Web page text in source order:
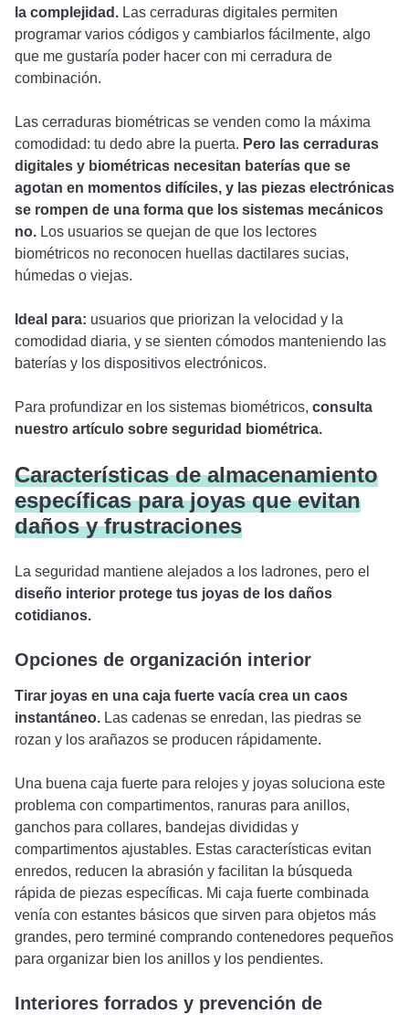
la complejidad. Las cerraduras digitales permiten
programar varios códigos y cambiarlos fácilmente, algo
que me gustaría poder hacer con mi cerradura de
combinación.
Las cerraduras biométricas se venden como la máxima
comodidad: tu dedo abre la puerta. Pero las cerraduras
digitales y biométricas necesitan baterías que se
agotan en momentos difíciles, y las piezas electrónicas
se rompen de una forma que los sistemas mecánicos
no. Los usuarios se quejan de que los lectores
biométricos no reconocen huellas dactilares sucias,
húmedas o viejas.
Ideal para: usuarios que priorizan la velocidad y la
comodidad diaria, y se sienten cómodos manteniendo las
baterías y los dispositivos electrónicos.
Para profundizar en los sistemas biométricos, consulta
nuestro artículo sobre seguridad biométrica.
Características de almacenamiento
específicas para joyas que evitan
daños y frustraciones
La seguridad mantiene alejados a los ladrones, pero el
diseño interior protege tus joyas de los daños
cotidianos.
Opciones de organización interior
Tirar joyas en una caja fuerte vacía crea un caos
instantáneo. Las cadenas se enredan, las piedras se
rozan y los arañazos se producen rápidamente.
Una buena caja fuerte para relojes y joyas soluciona este
problema con compartimentos, ranuras para anillos,
ganchos para collares, bandejas divididas y
compartimentos ajustables. Estas características evitan
enredos, reducen la abrasión y facilitan la búsqueda
rápida de piezas específicas. Mi caja fuerte combinada
venía con estantes básicos que sirven para objetos más
grandes, pero terminé comprando contenedores pequeños
para organizar bien los anillos y los pendientes.
Interiores forrados y prevención de